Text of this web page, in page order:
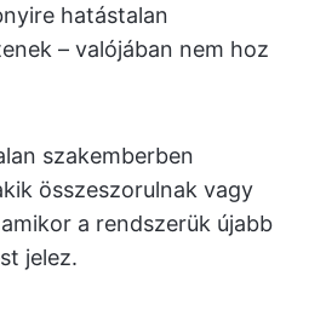
hatástalan
– valójában nem hoz
szakemberben
összeszorulnak vagy
a rendszerük újabb
jelez.